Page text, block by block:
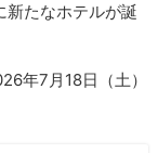
新たなホテルが誕
年7月18日（土）